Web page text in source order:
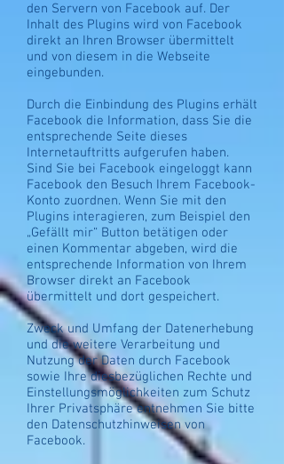
den Servern von Facebook auf. Der
Inhalt des Plugins wird von Facebook
direkt an Ihren Browser übermittelt
und von diesem in die Webseite
eingebunden.
Durch die Einbindung des Plugins erhält
Facebook die Information, dass Sie die
entsprechende Seite dieses
Internetauftritts aufgerufen haben.
Sind Sie bei Facebook eingeloggt kann
Facebook den Besuch Ihrem Facebook-
Konto zuordnen. Wenn Sie mit den
Plugins interagieren, zum Beispiel den
„Gefällt mir“ Button betätigen oder
einen Kommentar abgeben, wird die
entsprechende Information von Ihrem
Browser direkt an Facebook
übermittelt und dort gespeichert.
Zweck und Umfang der Datenerhebung
und die weitere Verarbeitung und
Nutzung der Daten durch Facebook
sowie Ihre diesbezüglichen Rechte und
Einstellungsmöglichkeiten zum Schutz
Ihrer Privatsphäre entnehmen Sie bitte
den Datenschutzhinweisen von
Facebook.